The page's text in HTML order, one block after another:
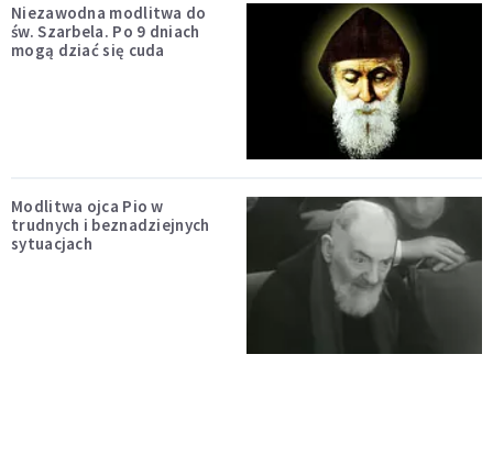
Niezawodna modlitwa do
św. Szarbela. Po 9 dniach
mogą dziać się cuda
Modlitwa ojca Pio w
trudnych i beznadziejnych
sytuacjach